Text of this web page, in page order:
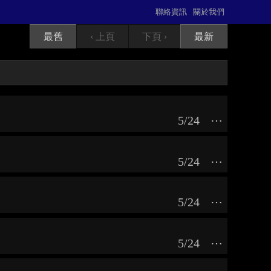
關於我們
聯絡資訊
最舊 ‹ 上頁 下頁 › 最新
⋯
5/24
⋯
5/24
⋯
5/24
⋯
5/24